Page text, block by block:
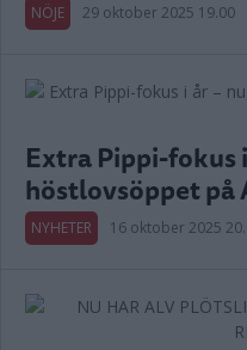
NÖJE 29 oktober 2025 19.00
Extra Pippi-fokus
höstlovsöppet på
NYHETER 16 oktober 2025